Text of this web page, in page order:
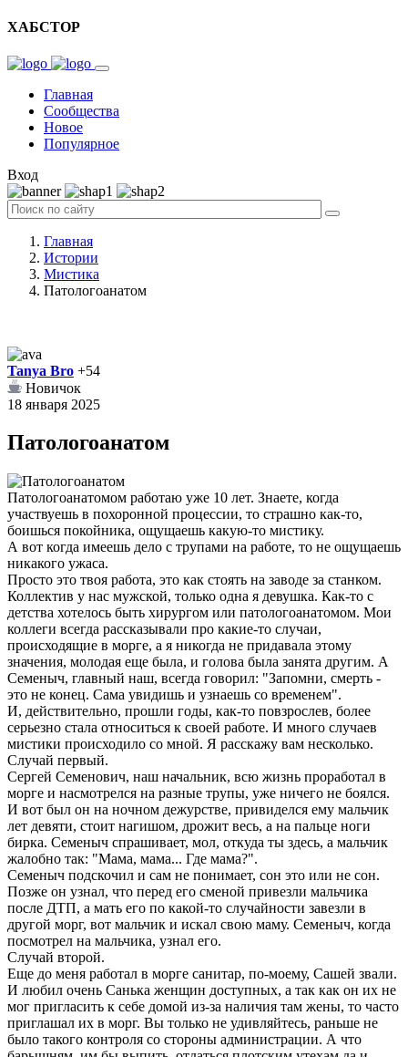
ХАБСТОР
Главная
Сообщества
Новое
Популярное
Вход
Главная
Истории
Мистика
Патологоанатом
Tanya Bro +54
Новичок
18 января 2025
Патологоанатом
Патологоанатомом работаю уже 10 лет. Знаете, когда
участвуешь в похоронной процессии, то страшно как-то,
боишься покойника, ощущаешь какую-то мистику.
А вот когда имеешь дело с трупами на работе, то не ощущаешь
никакого ужаса.
Просто это твоя работа, это как стоять на заводе за станком.
Коллектив у нас мужской, только одна я девушка. Как-то с
детства хотелось быть хирургом или патологоанатомом. Мои
коллеги всегда рассказывали про какие-то случаи,
происходящие в морге, а я никогда не придавала этому
значения, молодая еще была, и голова была занята другим. А
Семеныч, главный наш, всегда говорил: "Запомни, смерть -
это не конец. Сама увидишь и узнаешь со временем".
И, действительно, прошли годы, как-то повзрослев, более
серьезно стала относиться к своей работе. И много случаев
мистики происходило со мной. Я расскажу вам несколько.
Случай первый.
Сергей Семенович, наш начальник, всю жизнь проработал в
морге и насмотрелся на разные трупы, уже ничего не боялся.
И вот был он на ночном дежурстве, привиделся ему мальчик
лет девяти, стоит нагишом, дрожит весь, а на пальце ноги
бирка. Семеныч спрашивает, мол, откуда ты здесь, а мальчик
жалобно так: "Мама, мама... Где мама?".
Семеныч подскочил и сам не понимает, сон это или не сон.
Позже он узнал, что перед его сменой привезли мальчика
после ДТП, а мать его по какой-то случайности завезли в
другой морг, вот мальчик и искал свою маму. Семеныч, когда
посмотрел на мальчика, узнал его.
Случай второй.
Еще до меня работал в морге санитар, по-моему, Сашей звали.
И любил очень Санька женщин доступных, а так как он их не
мог пригласить к себе домой из-за наличия там жены, то часто
приглашал их в морг. Вы только не удивляйтесь, раньше не
было такого контроля со стороны администрации. А что